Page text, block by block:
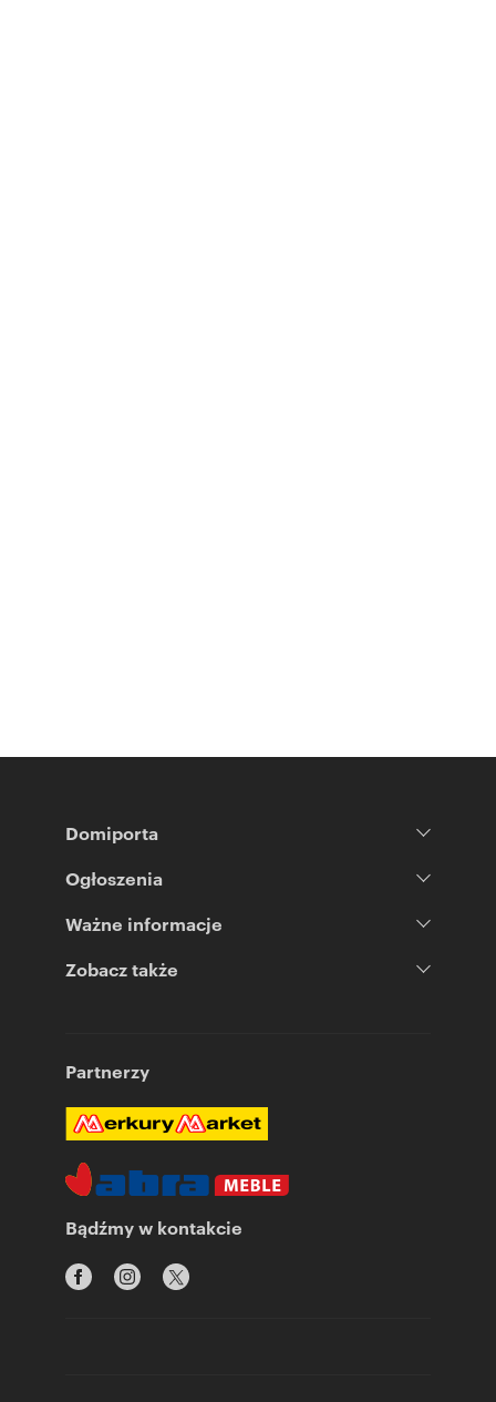
Domiporta
Ogłoszenia
Ważne informacje
Zobacz także
Partnerzy
Bądźmy w kontakcie